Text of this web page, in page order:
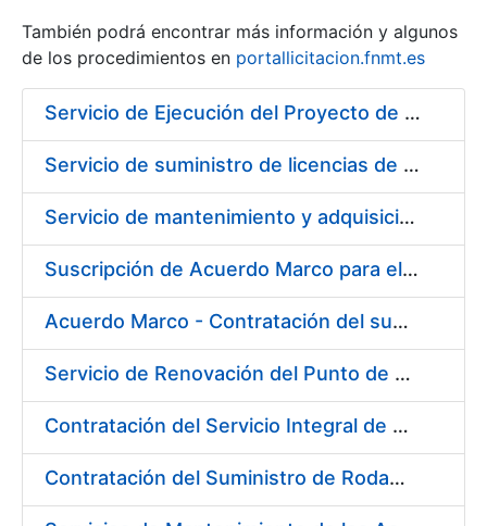
Show/Hide
También podrá encontrar más información y algunos
de los procedimientos en portallicitacion.fnmt.es
Servicio de Ejecución del Proyecto de Diseño, Construcción, Montaje, Desmontaje y Transporte de Stands para las diferentes Ferias Nacionales e Internacionales a celebrar durante 2020
Servicio de suministro de licencias de productos BES12
Servicio de mantenimiento y adquisición de las tapas automáticas HYGOLET instaladas en la FNMT-RCM de Madrid, y el suministro de rollos de plásticos originales
Suscripción de Acuerdo Marco para el Suministro de Material de Ferretería para la Entidad Pública Empresarial Fábrica Nacional de Moneda y Timbre-Real Casa de la Moneda (FNMT-RCM)
Acuerdo Marco - Contratación del suministro de Material de Electricidad para la Fábrica de papel de Burgos. PA AM /FP/004/2020-2021
Servicio de Renovación del Punto de Venta de la Tienda del Museo de la FNMT-RCM
Contratación del Servicio Integral de Cardioprotección para sus Sedes de Madrid y Burgos
Contratación del Suministro de Rodamientos y Material de Transmisiones para la Fábrica Nacional de Moneda y Timbre - Real Casa de la Moneda